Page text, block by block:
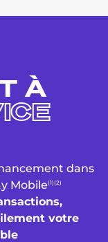
À
dans
Mobile(1)(2)
votre